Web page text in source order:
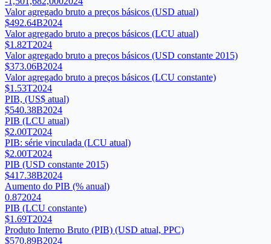
Valor agregado bruto a preços básicos (USD atual)
$492.64B2024
Valor agregado bruto a preços básicos (LCU atual)
$1.82T2024
Valor agregado bruto a preços básicos (USD constante 2015)
$373.06B2024
Valor agregado bruto a preços básicos (LCU constante)
$1.53T2024
PIB, (US$ atual)
$540.38B2024
PIB (LCU atual)
$2.00T2024
PIB: série vinculada (LCU atual)
$2.00T2024
PIB (USD constante 2015)
$417.38B2024
Aumento do PIB (% anual)
0.872024
PIB (LCU constante)
$1.69T2024
Produto Interno Bruto (PIB) (USD atual, PPC)
$570.89B2024